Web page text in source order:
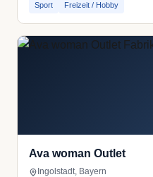
Sport Freizeit / Hobby
Ava woman Outlet
Ingolstadt, Bayern